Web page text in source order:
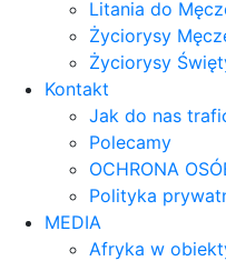
Litania do
Życiorysy
Życiorysy
Kontakt
Jak do nas
Polecamy
OCHRONA
Polityka
MEDIA
Afryka w